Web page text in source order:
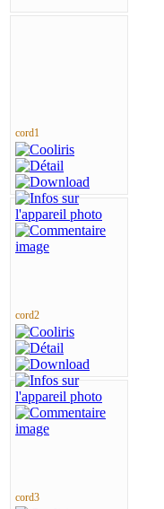
cord1
cord2
cord3